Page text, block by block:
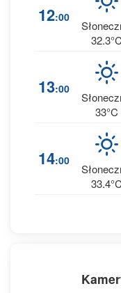
12:00
32.3°C
13:00
33°C
14:00
33.4°C